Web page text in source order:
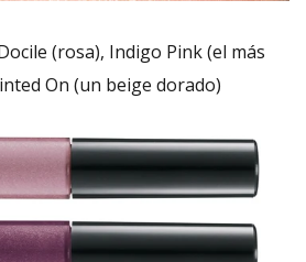
(rosa), Indigo Pink (el más
On (un beige dorado)